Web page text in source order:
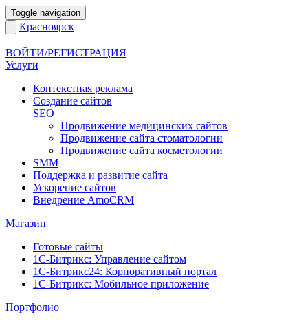
Toggle navigation
Красноярск
ВОЙТИ/РЕГИСТРАЦИЯ
Услуги
Контекстная реклама
Создание сайтов
SEO
Продвижение медицинских сайтов
Продвижение сайта стоматологии
Продвижение сайта косметологии
SMM
Поддержка и развитие сайта
Ускорение сайтов
Внедрение AmoCRM
Магазин
Готовые сайты
1С-Битрикс: Управление сайтом
1С-Битрикс24: Корпоративный портал
1С-Битрикс: Мобильное приложение
Портфолио